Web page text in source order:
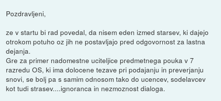
Pozdravljeni,
ze v startu bi rad povedal, da nisem eden izmed starsev, ki dajejo
otrokom potuho oz jih ne postavljajo pred odgovornost za lastna
dejanja.
Gre za primer nadomestne uciteljice predmetnega pouka v 7
razredu OS, ki ima dolocene tezave pri podajanju in preverjanju
snovi, se bolj pa s samim odnosom tako do ucencev, sodelavcev
kot tudi strasev....ignoranca in nezmoznost dialoga.